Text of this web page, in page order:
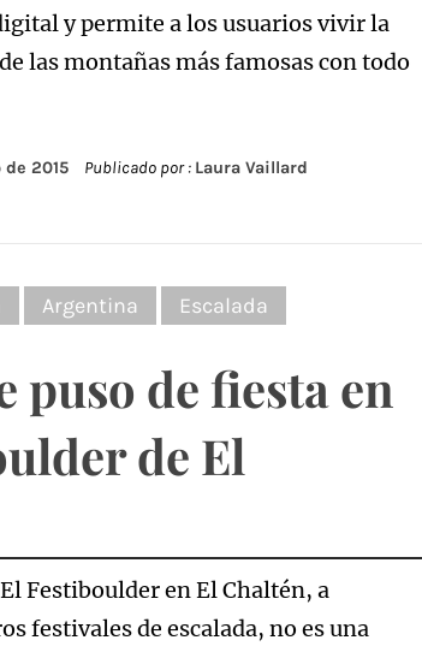
y permite a los usuarios vivir la
las montañas más famosas con todo
de 2015 Publicado por : Laura Vaillard
Argentina Escalada
puso de fiesta en
de El
Festiboulder en El Chaltén, a
festivales de escalada, no es una